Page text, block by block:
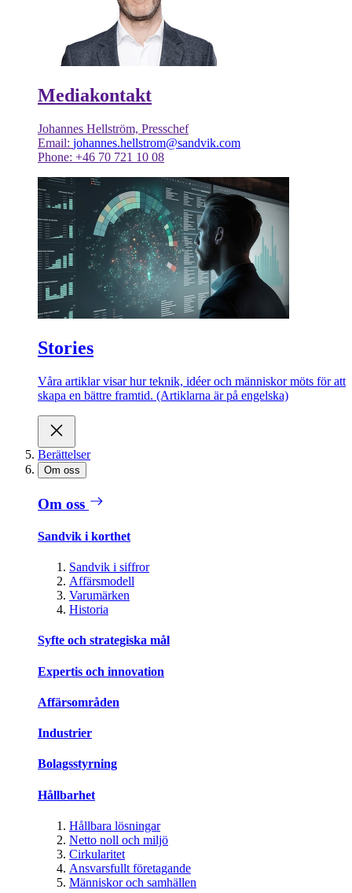
Mediakontakt
Johannes Hellström, Presschef
Email: johannes.hellstrom@sandvik.com
Phone: +46 70 721 10 08
Stories
Våra artiklar visar hur teknik, idéer och människor möts för att
skapa en bättre framtid. (Artiklarna är på engelska)
Berättelser
Om oss
Om oss
Sandvik i korthet
Sandvik i siffror
Affärsmodell
Varumärken
Historia
Syfte och strategiska mål
Expertis och innovation
Affärsområden
Industrier
Bolagsstyrning
Hållbarhet
Hållbara lösningar
Netto noll och miljö
Cirkularitet
Ansvarsfullt företagande
Människor och samhällen